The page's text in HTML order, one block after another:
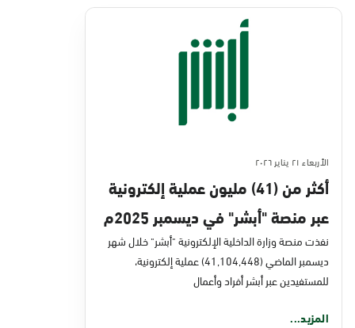
الأربعاء ٢١ يناير ٢٠٢٦
أكثر من (41) مليون عملية إلكترونية
عبر منصة "أبشر" في ديسمبر 2025م
نفذت منصة وزارة الداخلية الإلكترونية "أبشر" خلال شهر
ديسمبر الماضي (41,104,448) عملية إلكترونية،
للمستفيدين عبر أبشر أفراد وأعمال
المزيد...